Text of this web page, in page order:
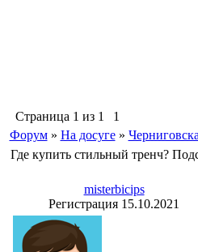
Страница 1 из 1
1
Форум » На досуге »
Где купить стильный тренч?
misterbicips
Регистрация 15.10.2021